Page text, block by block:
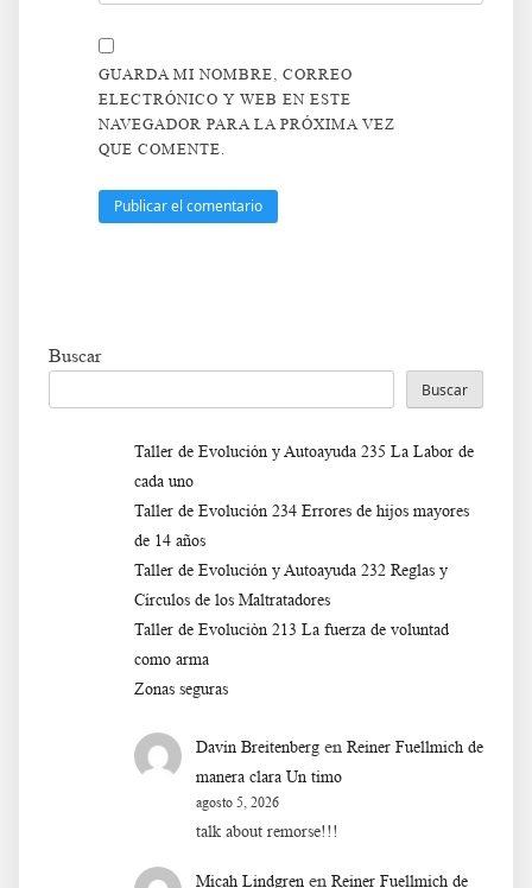
GUARDA MI NOMBRE, CORREO
ELECTRÓNICO Y WEB EN ESTE
NAVEGADOR PARA LA PRÓXIMA VEZ
QUE COMENTE.
Buscar
Buscar
Taller de Evolución y Autoayuda 235 La Labor de
cada uno
Taller de Evolución 234 Errores de hijos mayores
de 14 años
Taller de Evolución y Autoayuda 232 Reglas y
Círculos de los Maltratadores
Taller de Evoluciòn 213 La fuerza de voluntad
como arma
Zonas seguras
Davin Breitenberg en Reiner Fuellmich de
manera clara Un timo
agosto 5, 2026
talk about remorse!!!
Micah Lindgren en Reiner Fuellmich de